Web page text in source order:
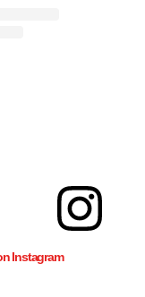
Instagram